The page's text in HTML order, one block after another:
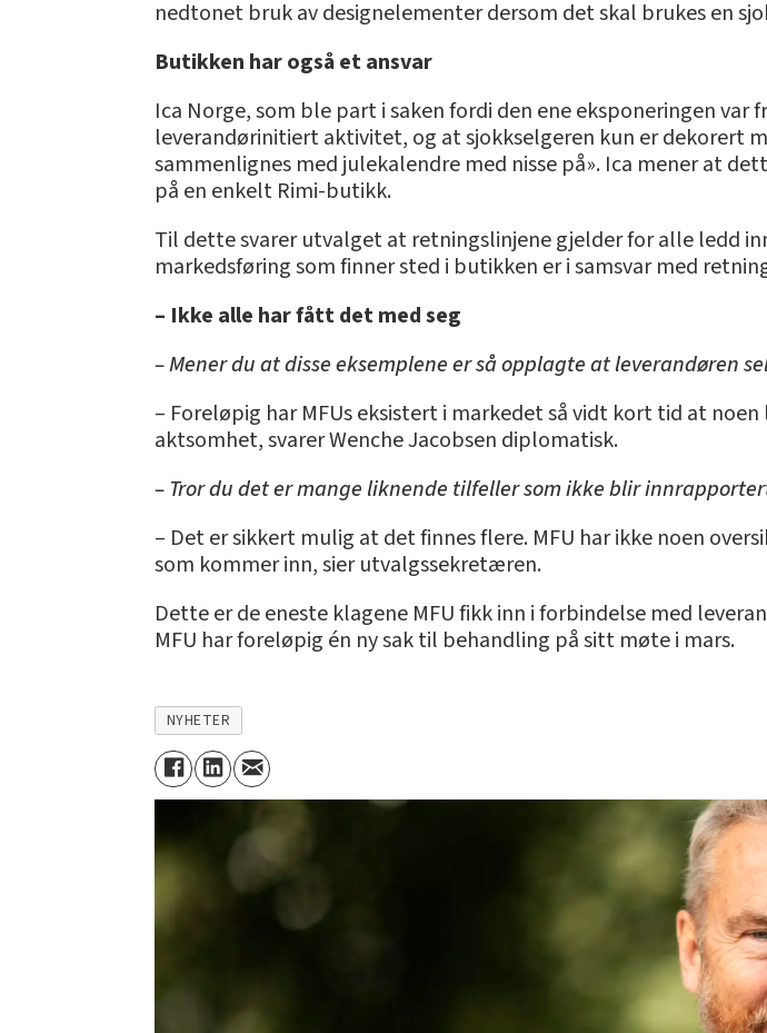
nedtonet bruk av designelementer dersom det skal brukes en
Butikken har også et ansvar
Ica Norge, som ble part i saken fordi den ene eksponeringen var
leverandørinitiert aktivitet, og at sjokkselgeren kun er dekorert
sammenlignes med julekalendre med nisse på». Ica mener at
på en enkelt Rimi-butikk.
Til dette svarer utvalget at retningslinjene gjelder for alle ledd
markedsføring som finner sted i butikken er i samsvar med
– Ikke alle har fått det med seg
– Mener du at disse eksemplene er så opplagte at leverandøren
– Foreløpig har MFUs eksistert i markedet så vidt kort tid at
aktsomhet, svarer Wenche Jacobsen diplomatisk.
– Tror du det er mange liknende tilfeller som ikke blir
– Det er sikkert mulig at det finnes flere. MFU har ikke noen
som kommer inn, sier utvalgssekretæren.
Dette er de eneste klagene MFU fikk inn i forbindelse med
MFU har foreløpig én ny sak til behandling på sitt møte i mars.
NYHETER